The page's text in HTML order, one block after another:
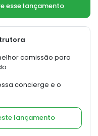
esse lançamento
comissão para
concierge e o
lançamento